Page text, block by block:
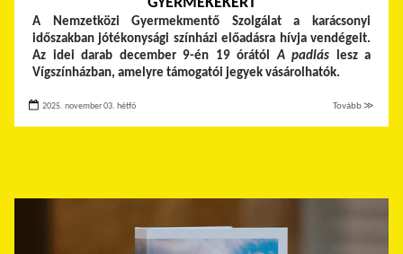
GYERMEKEKÉRT
A Nemzetközi Gyermekmentő Szolgálat a karácsonyi
időszakban jótékonysági színházi előadásra hívja vendégeit.
Az idei darab december 9-én 19 órátólA padlás lesz a
Vígszínházban, amelyre támogatói jegyek vásárolhatók.
2025. november 03. hétfő Tovább ≫